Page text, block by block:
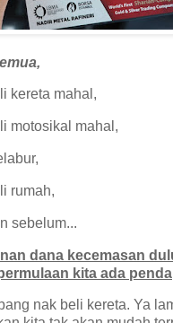
kereta mahal,
motosikal mahal,
rumah,
sebelum...
dana kecemasan
kita ada
nak beli kereta. Ya